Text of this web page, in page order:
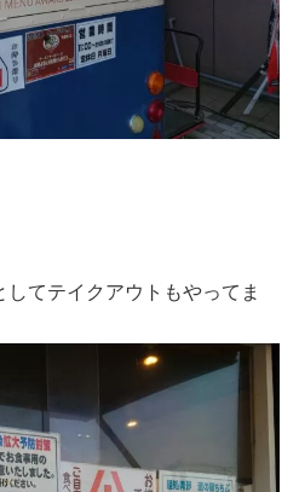
てテイクアウトもやってま